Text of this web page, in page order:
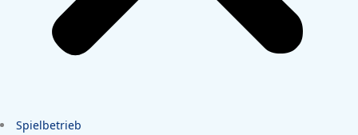
Spielbetrieb